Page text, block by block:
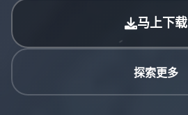
马上下载
探索更多